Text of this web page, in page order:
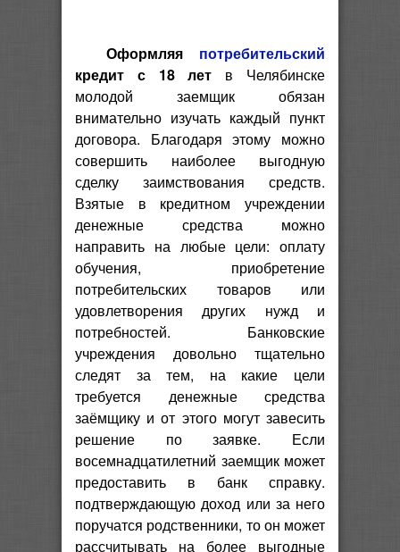
Оформляя потребительский
кредит с 18 лет в Челябинске
молодой заемщик обязан
внимательно изучать каждый пункт
договора. Благодаря этому можно
совершить наиболее выгодную
сделку заимствования средств.
Взятые в кредитном учреждении
денежные средства можно
направить на любые цели: оплату
обучения, приобретение
потребительских товаров или
удовлетворения других нужд и
потребностей. Банковские
учреждения довольно тщательно
следят за тем, на какие цели
требуется денежные средства
заёмщику и от этого могут завесить
решение по заявке. Если
восемнадцатилетний заемщик может
предоставить в банк справку.
подтверждающую доход или за него
поручатся родственники, то он может
рассчитывать на более выгодные